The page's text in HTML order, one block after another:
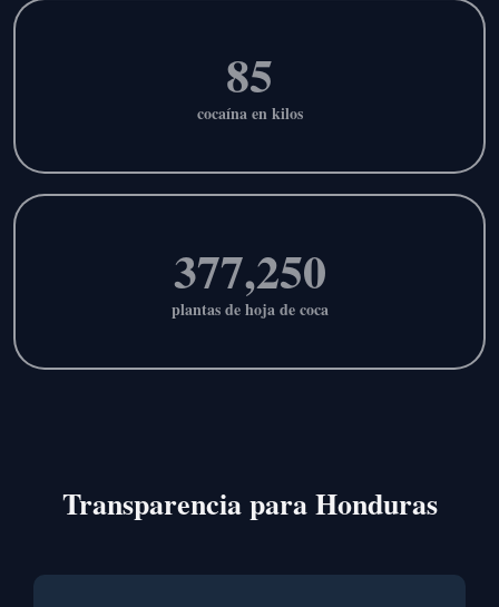
85
cocaína en kilos
377,250
plantas de hoja de coca
Transparencia para Honduras